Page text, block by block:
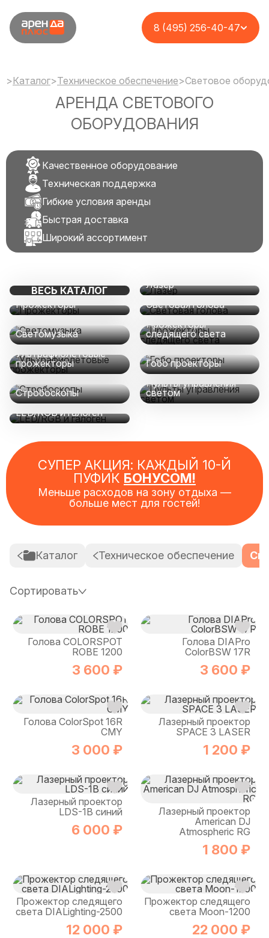
8 (495) 256-40-47
>Каталог>Техническое обеспечение>Световое
АРЕНДА СВЕТОВОГО
ОБОРУДОВАНИЯ
Качественное оборудование
Техническая поддержка
Гибкие условия аренды
Быстрая доставка
Широкий ассортимент
ВЕСЬ КАТАЛОГ
Лазер
Прожекторы
Световая голова
Светомузыка
Прожекторы
следящего света
Ультрафиолетовые
прожекторы
Гобо проекторы
Стробоскопы
Пульты управления
светом
LED/RGB и галоген
СУПЕР АКЦИЯ: КАЖДЫЙ 10-Й
ПУФИК БОНУСОМ!
Меньше расходов на зону отдыха —
больше мест для гостей!
Каталог Техническое обеспечение
Сортировать
Голова COLORSPOT
ROBE 1200
3 600 ₽
Голова DIAPro
ColorBSW 17R
3 600 ₽
Голова ColorSpot 16R
CMY
3 000 ₽
Лазерный проектор
SPACE 3 LASER
1 200 ₽
Лазерный проектор
LDS-1B синий
6 000 ₽
Лазерный проектор
American DJ
Atmospheric RG
1 800 ₽
Прожектор следящего
света DIALighting-2500
12 000 ₽
Прожектор следящего
света Moon-1200
22 000 ₽